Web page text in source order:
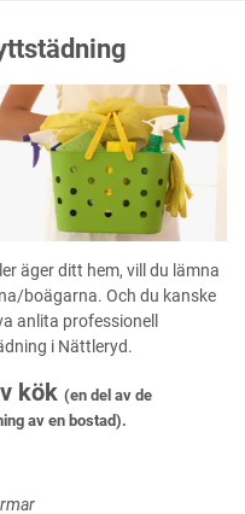
äger ditt hem, vill du lämna
boägarna. Och du kanske
anlita professionell
i Nättleryd.
kök (en del av de
av en bostad).